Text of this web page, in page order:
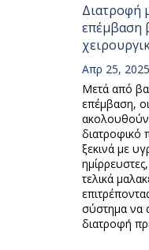
Διατροφή
επέμβαση
Απρ 25, 2025
Μετά από
επέμβαση,
διατροφικό
ξεκινά με
τελικά
σύστημα να
διατροφή